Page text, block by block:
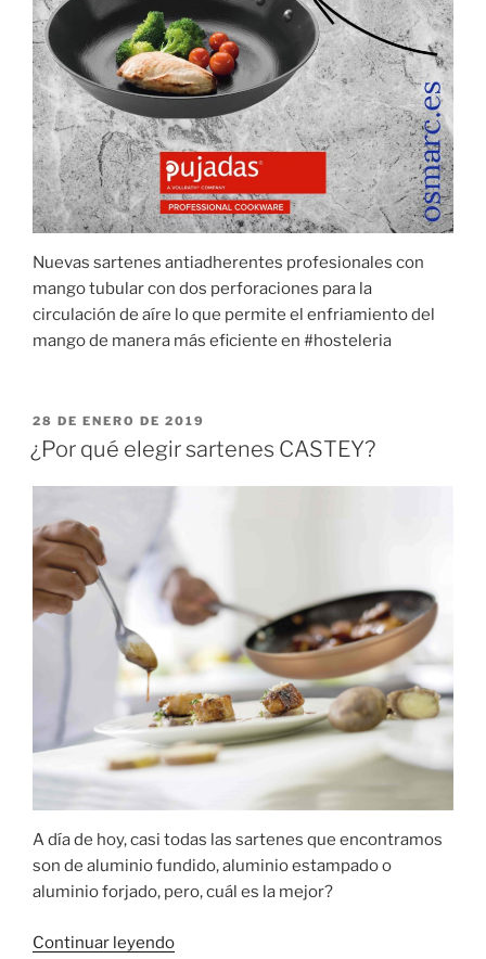
Nuevas sartenes antiadherentes profesionales con
mango tubular con dos perforaciones para la
circulación de aíre lo que permite el enfriamiento del
mango de manera más eficiente en #hosteleria
PUBLICADO
EL
28 DE ENERO DE 2019
¿Por qué elegir sartenes CASTEY?
A día de hoy, casi todas las sartenes que encontramos
son de aluminio fundido, aluminio estampado o
aluminio forjado, pero, cuál es la mejor?
Continuar leyendo«¿Por